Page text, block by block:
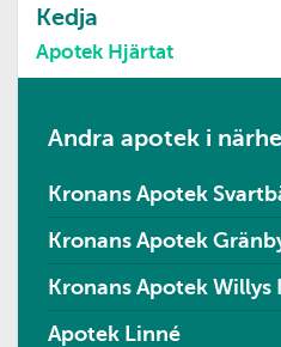
Kedja
Apotek Hjärtat
Andra apotek i
Kronans Apotek
Kronans Apotek
Kronans Apotek Willys
Apotek Linné